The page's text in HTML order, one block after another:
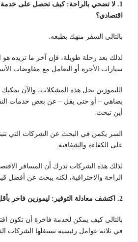
1. لا تضحي بالراحة: كيف تحصل على خدمة
اقتصادي؟
بالتالى السفر منهك بطبعه.
لذلك بعد رحلة طويلة، فإن آخر ما تريده
سيارات الأجرة أو التعامل مع مفاوضات
الليموزين يحل هذه المشكلات، والآن
يضاهي – أو حتى يقل – عن بعض خدمات
أين تبحث.
السر يكمن في البحث عن الشركات التي
على الكفاءة والشفافية.
لذلك هذه الشركات تدرك أن المسافر
الراحة والاحترافية، لكنه يبحث عن أفضل
2. اكتشف معادلة التوفير: ليموزين فاخر بأقل تكلفة
بالتالى كيف يمكن لخدمة فاخرة أن تكون
في ثلاثة عوامل رئيسية تستغلها الشركات